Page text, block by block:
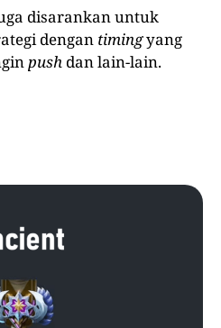
disarankan untuk
dengan timingyang
push dan lain-lain.